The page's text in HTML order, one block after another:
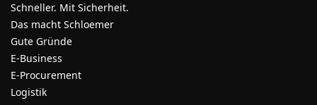
Schneller. Mit Sicherheit.
Das macht Schloemer
Gute Gründe
E-Business
E-Procurement
Logistik